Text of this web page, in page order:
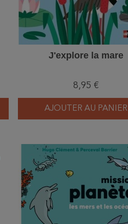
J'explore la mare
8,95 €
AJOUTER AU PANIER